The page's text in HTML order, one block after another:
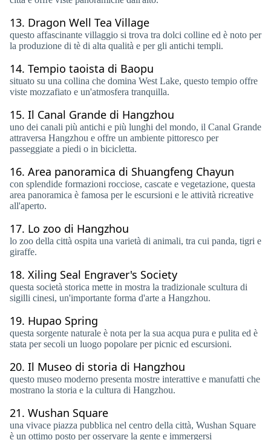
13. Dragon Well Tea Village
questo affascinante villaggio si trova tra dolci colline ed è noto per
la produzione di tè di alta qualità e per gli antichi templi.
14. Tempio taoista di Baopu
situato su una collina che domina West Lake, questo tempio offre
viste mozzafiato e un'atmosfera tranquilla.
15. Il Canal Grande di Hangzhou
uno dei canali più antichi e più lunghi del mondo, il Canal Grande
attraversa Hangzhou e offre un ambiente pittoresco per
passeggiate a piedi o in bicicletta.
16. Area panoramica di Shuangfeng Chayun
con splendide formazioni rocciose, cascate e vegetazione, questa
area panoramica è famosa per le escursioni e le attività ricreative
all'aperto.
17. Lo zoo di Hangzhou
lo zoo della città ospita una varietà di animali, tra cui panda, tigri e
giraffe.
18. Xiling Seal Engraver's Society
questa società storica mette in mostra la tradizionale scultura di
sigilli cinesi, un'importante forma d'arte a Hangzhou.
19. Hupao Spring
questa sorgente naturale è nota per la sua acqua pura e pulita ed è
stata per secoli un luogo popolare per picnic ed escursioni.
20. Il Museo di storia di Hangzhou
questo museo moderno presenta mostre interattive e manufatti che
mostrano la storia e la cultura di Hangzhou.
21. Wushan Square
una vivace piazza pubblica nel centro della città, Wushan Square
è un ottimo posto per osservare la gente e immergersi